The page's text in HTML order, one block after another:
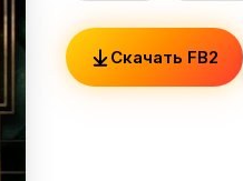
Скачать FB2